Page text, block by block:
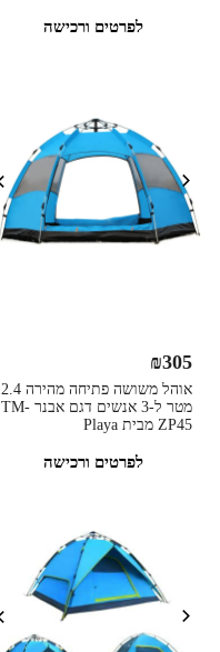
לפרטים ורכישה
אוהל משושה פתיחה מהירה 2.4
מטר ל-3 אנשים דגם אבנר TM-
ZP45 מבית Playa
₪305
לפרטים ורכישה